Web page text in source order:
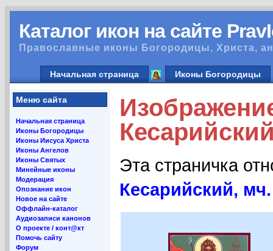
Каталог икон на сайте
Православные иконы Богородицы, Христа,
Начальная страница Иконы Богородицы
Меню сайта
Начальная страница
Иконы Богородицы
Иконы Иисуса Христа
Иконы Ангелов
Иконы Святых
Минейные иконы
Модерация
Опознание икон
Новое на сайте
Оффлайн-каталог
Аудиозаписи канонов
О проекте / конт@кт
Помочь сайту
Форум
Эта страничка
Кесарийский, мч.